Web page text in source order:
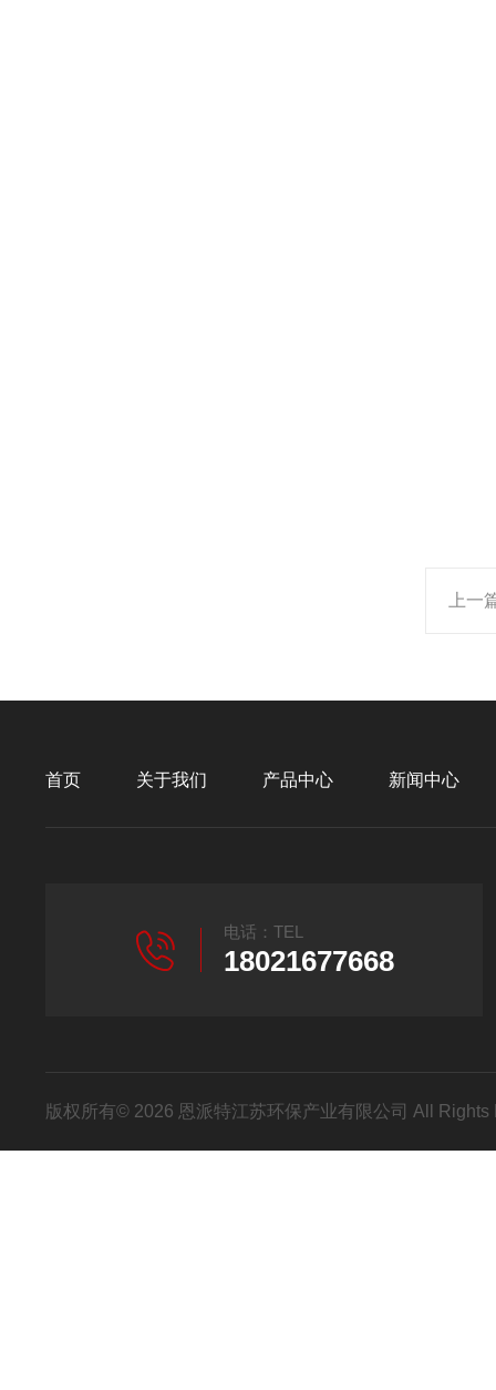
上一
首页 关于我们 产品中心 新闻中心
电话：TEL
18021677668
版权所有© 2026 恩派特江苏环保产业有限公司 All